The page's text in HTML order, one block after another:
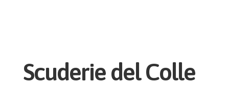
Scuderie del Colle